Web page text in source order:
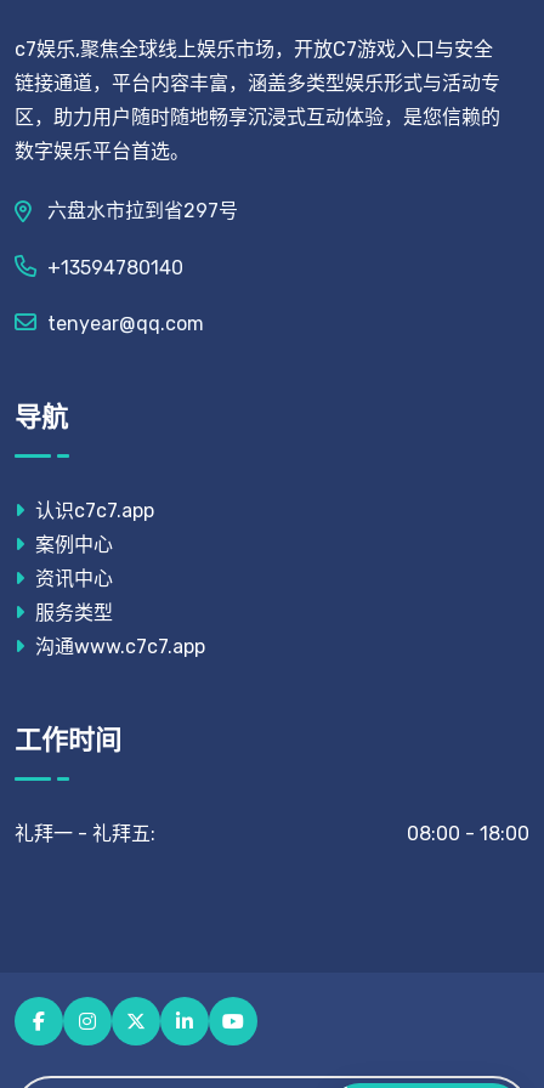
c7娱乐,聚焦全球线上娱乐市场，开放C7游戏入口与安全
链接通道，平台内容丰富，涵盖多类型娱乐形式与活动专
区，助力用户随时随地畅享沉浸式互动体验，是您信赖的
数字娱乐平台首选。
六盘水市拉到省297号
+13594780140
tenyear@qq.com
导航
认识c7c7.app
案例中心
资讯中心
服务类型
沟通www.c7c7.app
工作时间
礼拜一 - 礼拜五: 08:00 - 18:00